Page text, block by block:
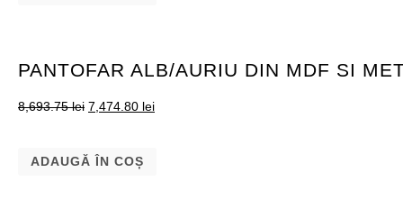
PANTOFAR ALB/AURIU DIN MDF SI
8,693.75lei 7,474.80 lei
ADAUGĂ ÎN COȘ